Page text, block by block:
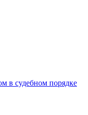
в судебном порядке